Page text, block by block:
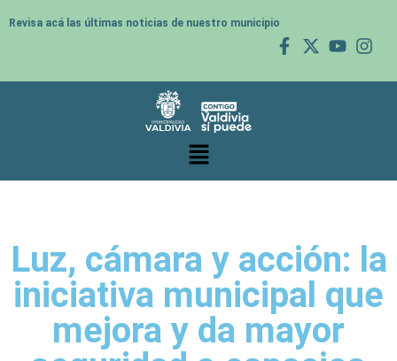
Revisa acá las últimas noticias de nuestro municipio
Luz, cámara y acción: la
iniciativa municipal que
mejora y da mayor